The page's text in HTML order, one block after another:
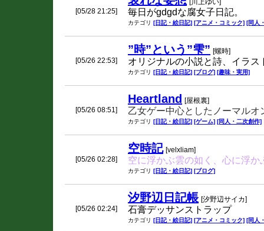
[05/28 21:25]
[川上ゆい]
毎日がgdgdな腐女子日記。
カテゴリ [日記・絵日記] [アニメ・コミック] [同人
[05/26 22:53]
”時”という”雫” [螺時]
オリジナルの小説と詩、イラス
カテゴリ [日記・絵日記] [ブログ] [趣味・実用]
[05/26 08:51]
Heartland [屋根裏]
乙女ゲー中心としたノーマル
カテゴリ [日記・絵日記] [ゲーム] [同人・二次創作]
[05/26 02:28]
空時記 [velxliam]
空に浮かぶ雲の如く、心に浮
カテゴリ [日記・絵日記] [ブログ]
[05/26 02:24]
汐野辺日記帳 [汐野辺サイカ]
石膏デッサンストラップ
カテゴリ [日記・絵日記] [アニメ・コミック] [同人